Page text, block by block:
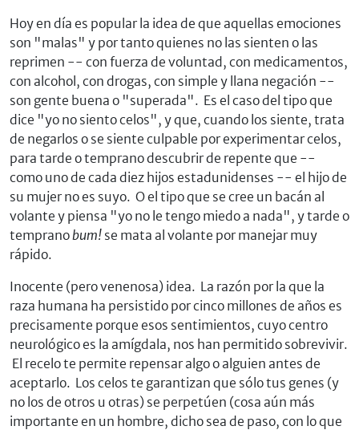
Hoy en día es popular la idea de que aquellas emociones
son "malas" y por tanto quienes no las sienten o las
reprimen -- con fuerza de voluntad, con medicamentos,
con alcohol, con drogas, con simple y llana negación --
son gente buena o "superada". Es el caso del tipo que
dice "yo no siento celos", y que, cuando los siente, trata
de negarlos o se siente culpable por experimentar celos,
para tarde o temprano descubrir de repente que --
como uno de cada diez hijos estadunidenses -- el hijo de
su mujer no es suyo. O el tipo que se cree un bacán al
volante y piensa "yo no le tengo miedo a nada", y tarde o
tempranobum! se mata al volante por manejar muy
rápido.
Inocente (pero venenosa) idea. La razón por la que la
raza humana ha persistido por cinco millones de años es
precisamente porque esos sentimientos, cuyo centro
neurológico es la amígdala, nos han permitido sobrevivir.
El recelo te permite repensar algo o alguien antes de
aceptarlo. Los celos te garantizan que sólo tus genes (y
no los de otros u otras) se perpetúen (cosa aún más
importante en un hombre, dicho sea de paso, con lo que